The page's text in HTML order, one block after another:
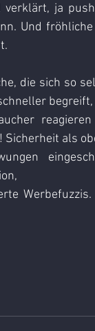
verklärt, ja
Und
die sich so
Sicherheit als